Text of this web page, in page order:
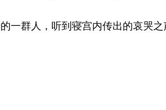
一群人，听到寝宫内传出的哀哭